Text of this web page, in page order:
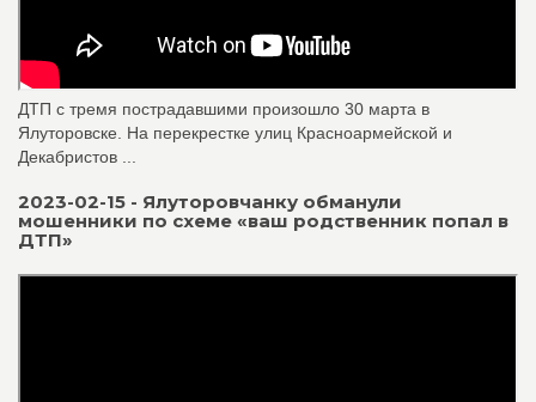
ДТП с тремя пострадавшими произошло 30 марта в
Ялуторовске. На перекрестке улиц Красноармейской и
Декабристов ...
2023-02-15 - Ялуторовчанку обманули
мошенники по схеме «ваш родственник попал в
ДТП»